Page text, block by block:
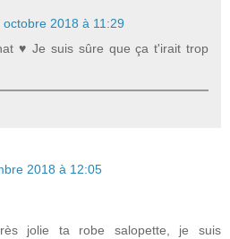
octobre 2018 à 11:29
♥ Je suis sûre que ça t'irait trop
2018 à 12:05
jolie ta robe salopette, je suis